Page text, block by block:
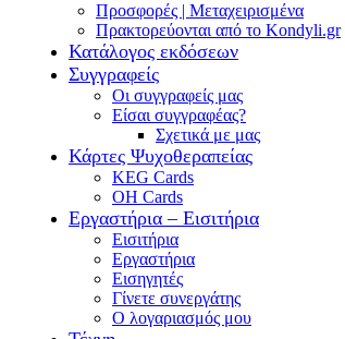
Προσφορές | Μεταχειρισμένα
Πρακτορεύονται από το Kondyli.gr
Κατάλογος εκδόσεων
Συγγραφείς
Οι συγγραφείς μας
Είσαι συγγραφέας?
Σχετικά με μας
Κάρτες Ψυχοθεραπείας
KEG Cards
OH Cards
Εργαστήρια – Εισιτήρια
Εισιτήρια
Εργαστήρια
Εισηγητές
Γίνετε συνεργάτης
Ο λογαριασμός μου